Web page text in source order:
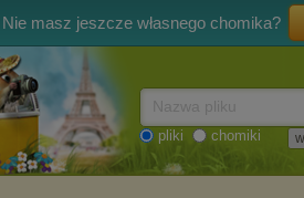
Nie masz jeszcze własnego chomika?
pliki chomiki